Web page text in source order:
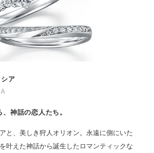
ア
神話の恋人たち。
と、美しき狩人オリオン。永遠に側にいた
叶えた神話から誕生したロマンティックな